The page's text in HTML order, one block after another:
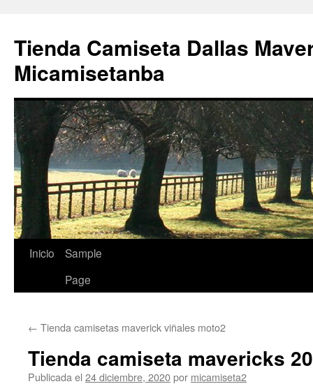
Tienda Camiseta Dallas
Micamisetanba
Saltar
Inicio
Sample
Page
← Tienda camisetas maverick viñales moto2
Tienda camiseta mavericks
Publicada el 24 diciembre, 2020por micamiseta2